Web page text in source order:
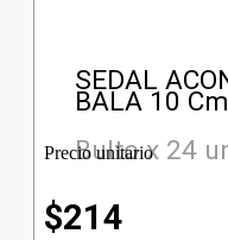
SEDAL
BALA 10
Bulto x 24
Precio unitario
$214